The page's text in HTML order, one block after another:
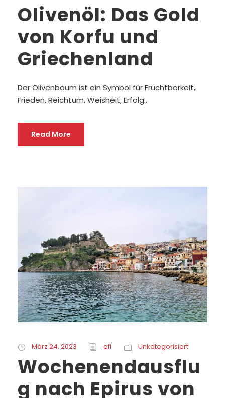
Olivenöl: Das Gold
von Korfu und
Griechenland
Der Olivenbaum ist ein Symbol für Fruchtbarkeit,
Frieden, Reichtum, Weisheit, Erfolg..
Read More
März 24, 2023 efi Unkategorisiert
Wochenendausflu
g nach Epirus von